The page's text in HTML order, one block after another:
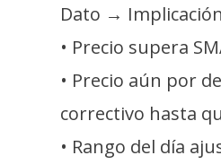
Dato →
• Precio supera
• Precio aún por
correctivo hasta
• Rango del día